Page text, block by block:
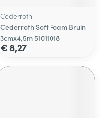
Cederroth
Cederroth Soft Foam Bruin
3cmx4,5m 51011018
€ 8,27